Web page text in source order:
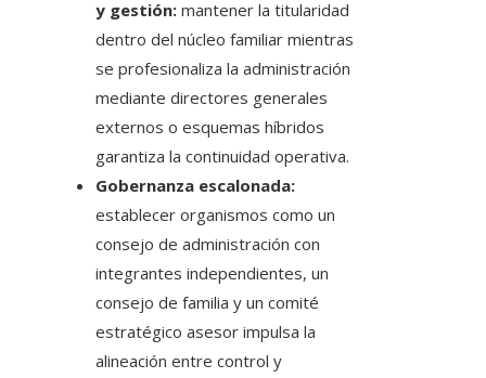
y gestión: mantener la titularidad
dentro del núcleo familiar mientras
se profesionaliza la administración
mediante directores generales
externos o esquemas híbridos
garantiza la continuidad operativa.
Gobernanza escalonada:
establecer organismos como un
consejo de administración con
integrantes independientes, un
consejo de familia y un comité
estratégico asesor impulsa la
alineación entre control y